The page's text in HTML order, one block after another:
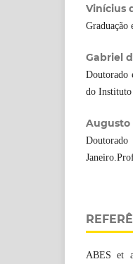
Vinícius
Graduação
Gabriel
Doutorado
do Instituto
Augusto
ABES et